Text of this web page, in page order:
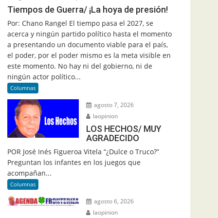
Tiempos de Guerra/ ¡La hoya de presión!
Por: Chano Rangel El tiempo pasa el 2027, se
acerca y ningún partido político hasta el momento
a presentando un documento viable para el país,
el poder, por el poder mismo es la meta visible en
este momento. No hay ni del gobierno, ni de
ningún actor político...
Columnas
agosto 7, 2026
laopinion
LOS HECHOS/ MUY
AGRADECIDO
POR José Inés Figueroa Vitela “¿Dulce o Truco?”
Preguntan los infantes en los juegos que
acompañan...
Columnas
agosto 6, 2026
laopinion